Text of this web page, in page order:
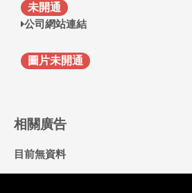
未開通
公司網站連結
圖片未開通
相關廣告
目前無資料